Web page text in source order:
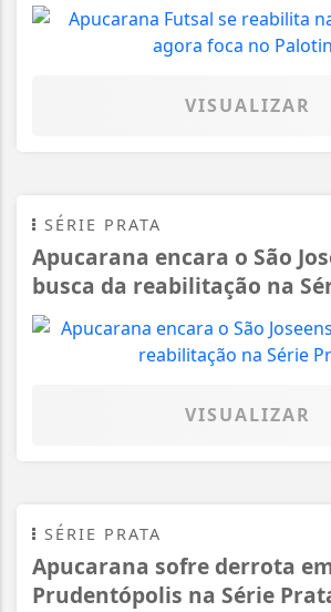
VISUALIZAR
SÉRIE PRATA
Apucarana encara o São
busca da reabilitação na
VISUALIZAR
SÉRIE PRATA
Apucarana sofre derrota
Prudentópolis na Série